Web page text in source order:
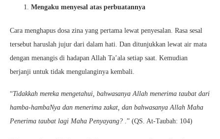
Mengaku menyesal atas perbuatannya
Cara menghapus dosa zina yang pertama lewat penyesalan. Rasa sesal
tersebut haruslah jujur dari dalam hati. Dan ditunjukkan lewat air mata
dengan menangis di hadapan Allah Ta’ala setiap saat. Kemudian
berjanji untuk tidak mengulanginya kembali.
“Tidakkah mereka mengetahui, bahwasanya Allah menerima taubat dari
hamba-hambaNya dan menerima zakat, dan bahwasanya Allah Maha
Penerima taubat lagi Maha Penyayang? .” (QS. At-Taubah: 104)